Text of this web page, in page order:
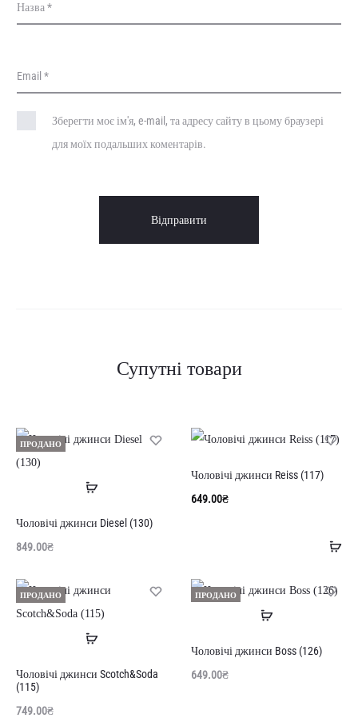
Назва*
Email *
Зберегти моє ім'я, e-mail, та адресу сайту в цьому браузері
для моїх подальших коментарів.
Супутні товари
ПРОДАНО
Читати
Чоловічі джинси Diesel (130)
849.00₴
Чоловічі джинси Reiss (117)
649.00₴
ПРОДАНО
Читати
Чоловічі джинси Scotch&Soda
(115)
749.00₴
ПРОДАНО
Читати
Чоловічі джинси Boss (126)
649.00₴